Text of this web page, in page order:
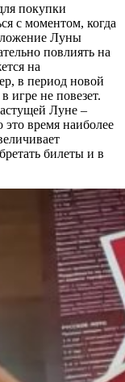
покупки
с моментом, когда
Луны
повлиять на
на
в период новой
игре не повезет.
Луне –
это время наиболее
билеты и в